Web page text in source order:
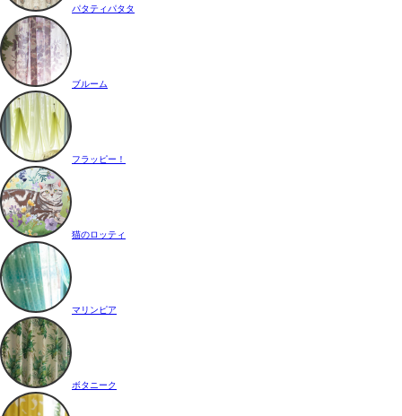
パタティパタタ
ブルーム
フラッピー！
猫のロッティ
マリンピア
ボタニーク